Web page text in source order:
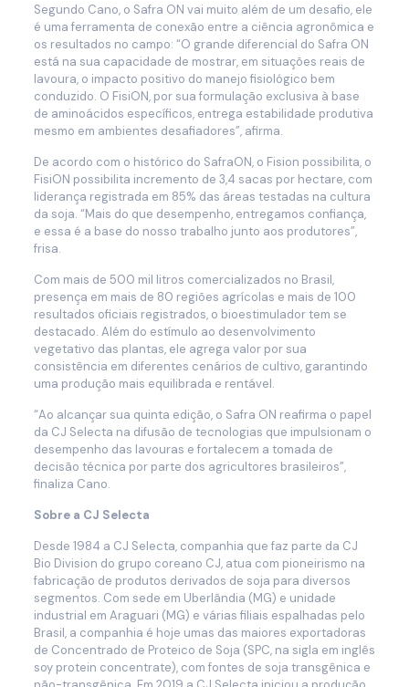
Segundo Cano, o Safra ON vai muito além de um desafio, ele
é uma ferramenta de conexão entre a ciência agronômica e
os resultados no campo: “O grande diferencial do Safra ON
está na sua capacidade de mostrar, em situações reais de
lavoura, o impacto positivo do manejo fisiológico bem
conduzido. O FisiON, por sua formulação exclusiva à base
de aminoácidos específicos, entrega estabilidade produtiva
mesmo em ambientes desafiadores”, afirma.
De acordo com o histórico do SafraON, o Fision possibilita, o
FisiON possibilita incremento de 3,4 sacas por hectare, com
liderança registrada em 85% das áreas testadas na cultura
da soja. “Mais do que desempenho, entregamos confiança,
e essa é a base do nosso trabalho junto aos produtores”,
frisa.
Com mais de 500 mil litros comercializados no Brasil,
presença em mais de 80 regiões agrícolas e mais de 100
resultados oficiais registrados, o bioestimulador tem se
destacado. Além do estímulo ao desenvolvimento
vegetativo das plantas, ele agrega valor por sua
consistência em diferentes cenários de cultivo, garantindo
uma produção mais equilibrada e rentável.
“Ao alcançar sua quinta edição, o Safra ON reafirma o papel
da CJ Selecta na difusão de tecnologias que impulsionam o
desempenho das lavouras e fortalecem a tomada de
decisão técnica por parte dos agricultores brasileiros”,
finaliza Cano.
Sobre a CJ Selecta
Desde 1984 a CJ Selecta, companhia que faz parte da CJ
Bio Division do grupo coreano CJ, atua com pioneirismo na
fabricação de produtos derivados de soja para diversos
segmentos. Com sede em Uberlândia (MG) e unidade
industrial em Araguari (MG) e várias filiais espalhadas pelo
Brasil, a companhia é hoje umas das maiores exportadoras
de Concentrado de Proteico de Soja (SPC, na sigla em inglês
soy protein concentrate), com fontes de soja transgênica e